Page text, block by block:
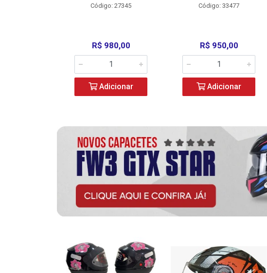
Código: 27345
R$ 980,00
Adicionar
Código: 33477
R$ 950,00
Adicionar